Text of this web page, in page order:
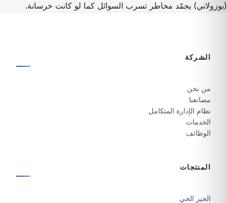
(بوزولاني) يجمّد مخاطر تسرب السوائل كما لو كانت خرسانة.
الشركة
من نحن
مصانعنا
نظام الإدارة المتكامل
الخدمات
الوظائف
المنتجات
الجير الحي